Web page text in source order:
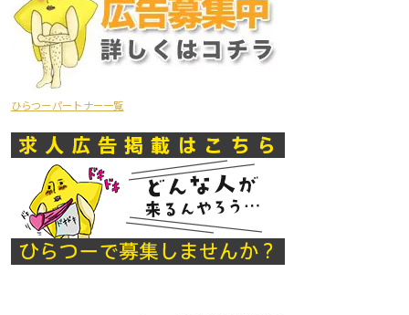
ひらつーパートナー一覧